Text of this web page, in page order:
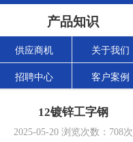
产品知识
供应商机 关于我们
招聘中心 客户案例
12镀锌工字钢
2025-05-20浏览次数： 708次